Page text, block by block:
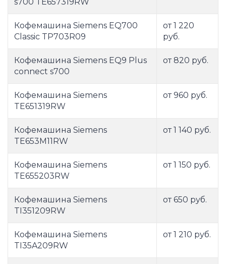
Кофемашина Siemens EQ700
Classic TP703R09
от 1 220
руб.
Кофемашина Siemens EQ9 Plus
connect s700
от 820 руб.
Кофемашина Siemens
TE651319RW
от 960 руб.
Кофемашина Siemens
TE653M11RW
от 1 140 руб.
Кофемашина Siemens
TE655203RW
от 1 150 руб.
Кофемашина Siemens
TI351209RW
от 650 руб.
Кофемашина Siemens
TI35A209RW
от 1 210 руб.